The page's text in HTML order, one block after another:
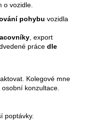
o vozidle.
pohybu vozidla
, export
práce dle
Kolegové mne
konzultace.
poptávky.